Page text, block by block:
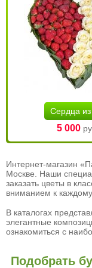
Сердца из
5 000
Интернет-магазин
Москве. Наши
заказать цветы в
вниманием к
В каталогах
элегантные
ознакомиться с
Подобрать